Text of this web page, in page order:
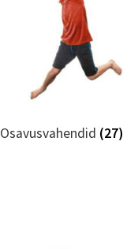
Osavusvahendid (27)